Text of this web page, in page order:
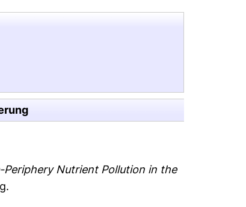
Periphery Nutrient Pollution in the